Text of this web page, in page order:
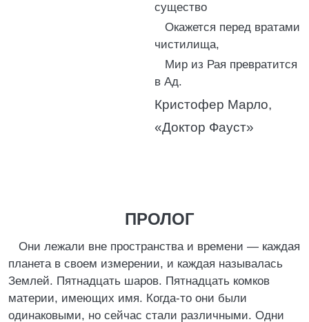
существо
Окажется перед вратами
чистилища,
Мир из Рая превратится
в Ад.
Кристофер Марло,
«Доктор Фауст»
ПРОЛОГ
Они лежали вне пространства и времени — каждая
планета в своем измерении, и каждая называлась
Землей. Пятнадцать шаров. Пятнадцать комков
материи, имеющих имя. Когда-то они были
одинаковыми, но сейчас стали различными. Одни